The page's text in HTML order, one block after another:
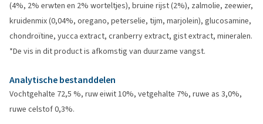
(4%, 2% erwten en 2% worteltjes), bruine rijst (2%), zalmolie, zeewier,
kruidenmix (0,04%, oregano, peterselie, tijm, marjolein), glucosamine,
chondroïtine, yucca extract, cranberry extract, gist extract, mineralen.
*De vis in dit product is afkomstig van duurzame vangst.
Analytische bestanddelen
Vochtgehalte 72,5 %, ruw eiwit 10%, vetgehalte 7%, ruwe as 3,0%,
ruwe celstof 0,3%.